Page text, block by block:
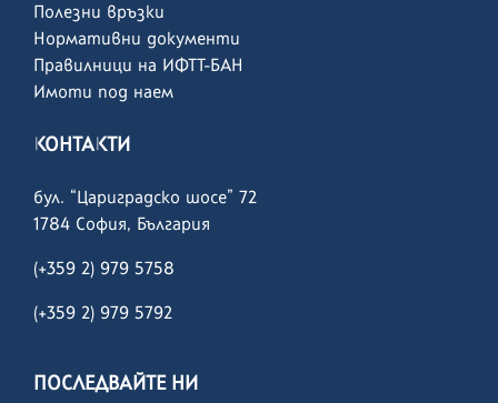
Полезни връзки
Нормативни документи
Правилници на ИФТТ-БАН
Имоти под наем
КОНТАКТИ
бул. “Цариградско шосе” 72
1784 София, България
(+359 2) 979 5758
(+359 2) 979 5792
ПОСЛЕДВАЙТЕ НИ